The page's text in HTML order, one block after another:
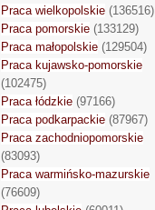
Praca wielkopolskie (136516)
Praca pomorskie (133129)
Praca małopolskie (129504)
Praca kujawsko-pomorskie
(102475)
Praca łódzkie (97166)
Praca podkarpackie (87967)
Praca zachodniopomorskie
(83093)
Praca warmińsko-mazurskie
(76609)